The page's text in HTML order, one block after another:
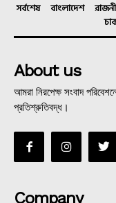
সর্বশেষ বাংলাদেশ
About us
আমরা নিরপেক্ষ সংবাদ
প্রতিশ্রুতিবদ্ধ।
Company